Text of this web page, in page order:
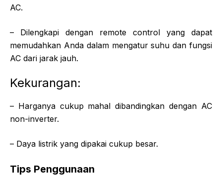
AC.
– Dilengkapi dengan remote control yang dapat
memudahkan Anda dalam mengatur suhu dan fungsi
AC dari jarak jauh.
Kekurangan:
– Harganya cukup mahal dibandingkan dengan AC
non-inverter.
– Daya listrik yang dipakai cukup besar.
Tips Penggunaan